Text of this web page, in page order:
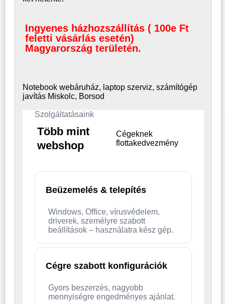
Ingyenes házhozszállítás ( 100e Ft
feletti vásárlás esetén)
Magyarország területén.
Notebook webáruház, laptop szerviz, számítógép
javítás Miskolc, Borsod
Szolgáltatásaink
Több mint
webshop
Cégeknek
flottakedvezmény
Beüzemelés & telepítés
Windows, Office, vírusvédelem,
driverek, személyre szabott
beállítások – használatra kész gép.
Cégre szabott konfigurációk
Gyors beszerzés, nagyobb
mennyiségre engedményes ajánlat.